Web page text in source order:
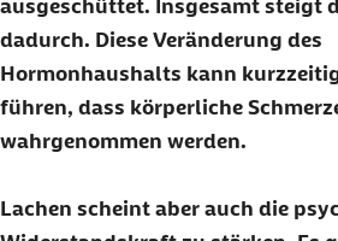
ausgeschüttet. Insgesamt steigt
dadurch. Diese Veränderung des
Hormonhaushalts kann
führen, dass körperliche
wahrgenommen werden.
Lachen scheint aber auch die